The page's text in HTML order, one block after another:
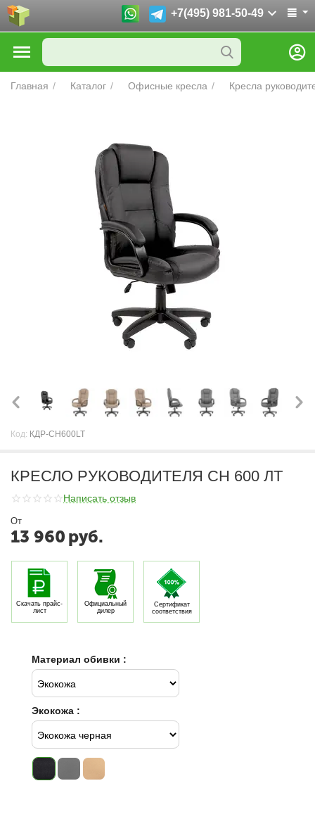
+7(495) 981-50-49
Главная / Каталог / Офисные кресла / Кресла
Код: КДР-CH600LT
КРЕСЛО РУКОВОДИТЕЛЯ CH 600 ЛТ
Написать отзыв
От
13 960 руб.
Скачать прайс-
лист
Официальный
дилер
Сертификат
соответствия
Материал обивки :
Экокожа :